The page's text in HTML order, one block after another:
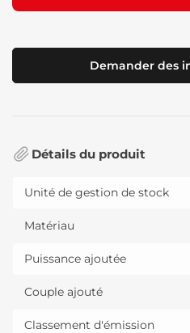
Demander des
Détails du produit
Unité de gestion de stock
Matériau
Puissance ajoutée
Couple ajouté
Classement d'émission